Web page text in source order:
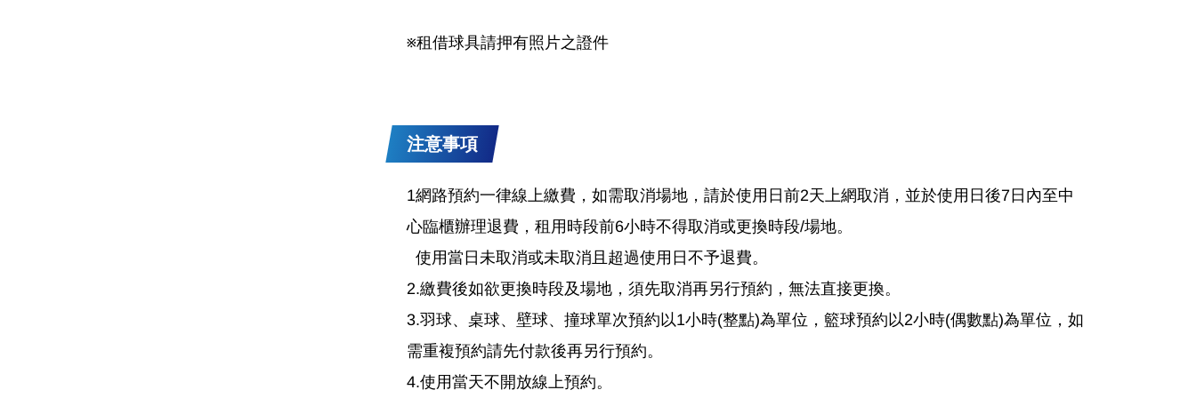
※​租借球具請押有照片之證件
注意事項
1網路預約一律線上繳費，如需取消場地，請於使用日前2天上網取消，並於使用日後7日內至中
心臨櫃辦理退費，租用時段前6小時不得取消或更換時段/場地。
​ 使用當日未取消或未取消且超過使用日不予退費。
2.繳費後如欲更換時段及場地，須先取消再另行預約，無法直接更換。
3.羽球、桌球、壁球、撞球單次預約以1小時(整點)為單位，籃球預約以2小時(偶數點)為單位，如
需重複預約請先付款後再另行預約。
4.使用當天不開放線上預約。